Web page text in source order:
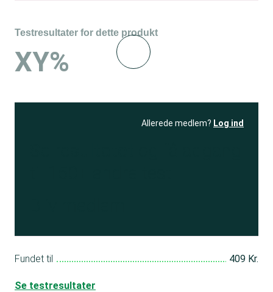
Testresultater for dette produkt
XY%
Allerede medlem? Log ind
Fundet til 409 Kr.
Se testresultater